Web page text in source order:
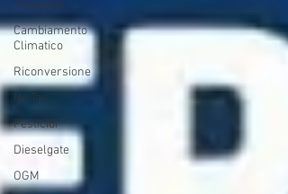
Trasporto
Cambiamento
Climatico
Riconversione
No Tav
Pesticidi
Dieselgate
OGM